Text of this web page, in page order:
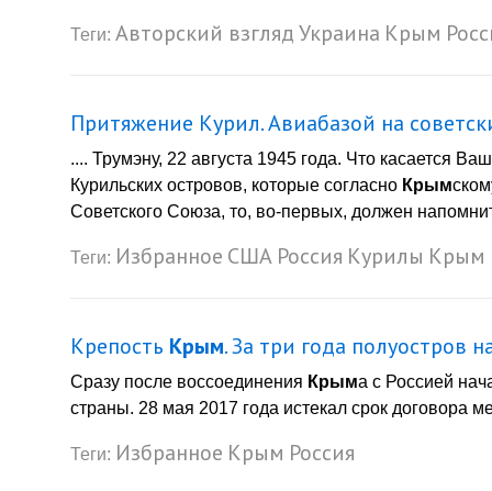
Теги: Авторский взглядУкраина Крым
Притяжение Курил. Авиабазой на
.... Трумэну, 22 августа 1945 года. Что касается
Курильских островов, которые согласно Крым
Советского Союза, то, во-первых, должен
Теги: Избранное США Россия Курилы Крым
Крепость Крым. За три года полуостров
Сразу после воссоединения Крыма с Россией
страны. 28 мая 2017 года истекал срок договора
Теги: Избранное Крым Россия